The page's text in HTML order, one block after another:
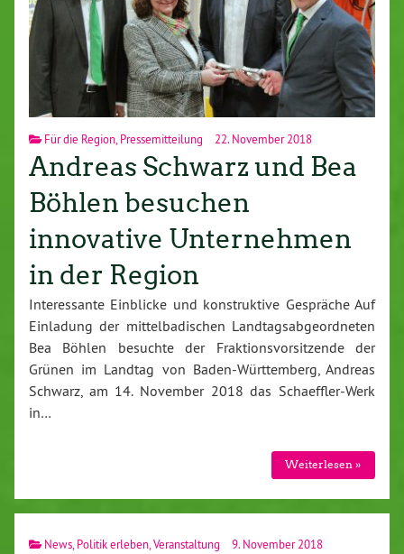
Für die Region Pressemitteilung 22. November 2018
Andreas Schwarz und Bea
Böhlen besuchen
innovative Unternehmen
in der Region
Interessante Einblicke und konstruktive Gespräche Auf
Einladung der mittelbadischen Landtagsabgeordneten
Bea Böhlen besuchte der Fraktionsvorsitzende der
Grünen im Landtag von Baden-Württemberg, Andreas
Schwarz, am 14. November 2018 das Schaeffler-Werk
in…
Weiterlesen »
News Politik erleben Veranstaltung 9. November 2018